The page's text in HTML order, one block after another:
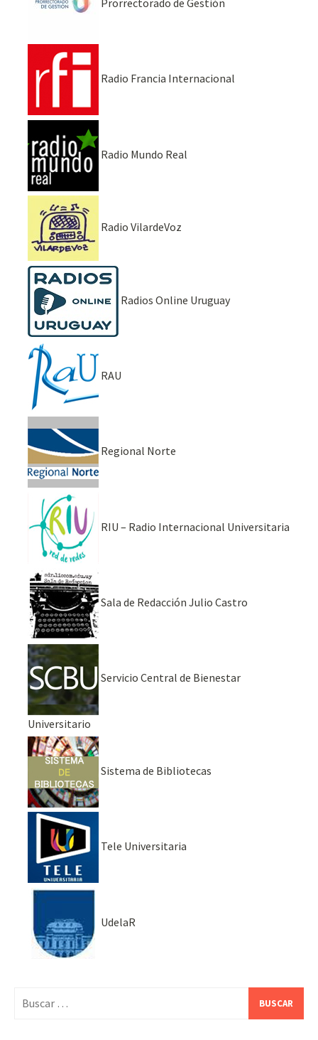
Radio Francia Internacional
Radio Mundo Real
Radio VilardeVoz
Radios Online Uruguay
RAU
Regional Norte
RIU – Radio Internacional Universitaria
Sala de Redacción Julio Castro
Servicio Central de Bienestar
Universitario
Sistema de Bibliotecas
Tele Universitaria
UdelaR